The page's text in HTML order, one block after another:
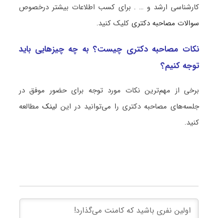
کارشناسی ارشد و … . برای کسب اطلاعات بیشتر درخصوص
سوالات مصاحبه دکتری کلیک کنید.
نکات مصاحبه دکتری چیست؟ به چه چیزهایی باید
توجه کنیم؟
برخی از مهم‌ترین نکات مورد توجه برای حضور موفق در
جلسه‌های مصاحبه دکتری را می‌توانید در این لینکمطالعه
کنید.